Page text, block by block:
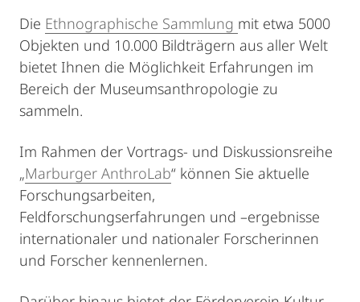
Die Ethnographische Sammlung mit etwa 5000
Objekten und 10.000 Bildträgern aus aller Welt
bietet Ihnen die Möglichkeit Erfahrungen im
Bereich der Museumsanthropologie zu
sammeln.
Im Rahmen der Vortrags- und Diskussionsreihe
„Marburger AnthroLab“ können Sie aktuelle
Forschungsarbeiten,
Feldforschungserfahrungen und –ergebnisse
internationaler und nationaler Forscherinnen
und Forscher kennenlernen.